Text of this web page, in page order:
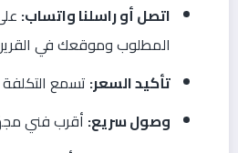
اتصل أو راسلنا واتساب:
المطلوب وموقعك في
تأكيد السعر: تسمع
وصول سريع: أقرب فني